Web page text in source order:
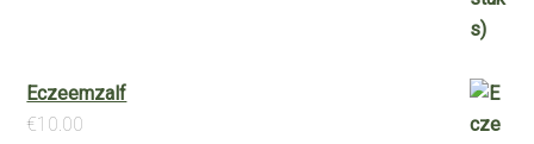
Eczeemzalf
€10.00